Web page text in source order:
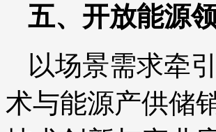
五、开放能源
以场景需求牵
术与能源产供储